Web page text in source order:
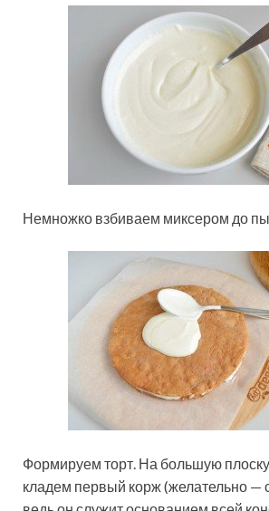
Немножко взбиваем миксером до
Формируем торт. На большую
кладем первый корж (желательно